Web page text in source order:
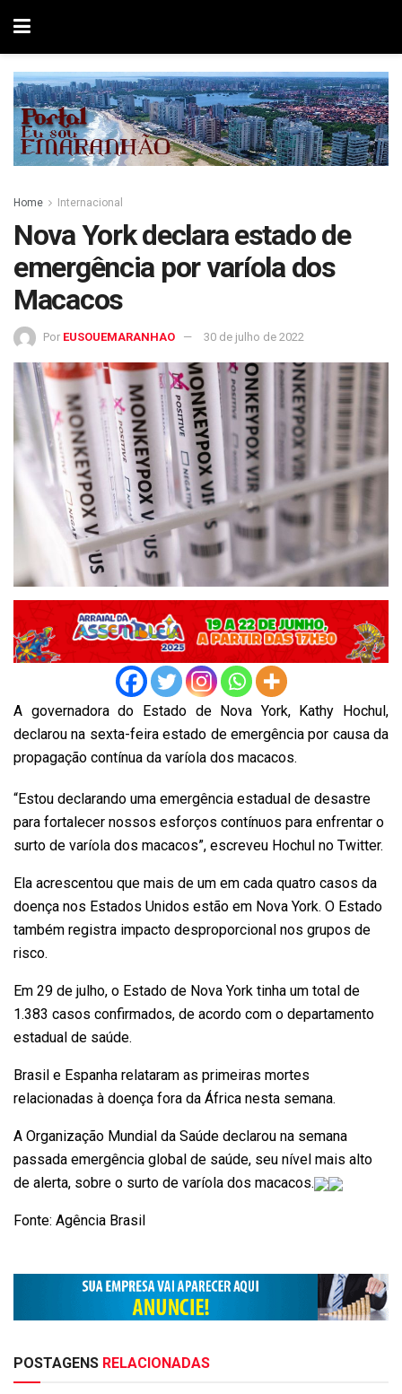
Home Internacional
Nova York declara estado de
emergência por varíola dos
Macacos
Por EUSOUEMARANHAO 30 de julho de 2022
A governadora do Estado de Nova York, Kathy Hochul,
declarou na sexta-feira estado de emergência por causa da
propagação contínua da varíola dos macacos.
“Estou declarando uma emergência estadual de desastre
para fortalecer nossos esforços contínuos para enfrentar o
surto de varíola dos macacos”, escreveu Hochul no Twitter.
Ela acrescentou que mais de um em cada quatro casos da
doença nos Estados Unidos estão em Nova York. O Estado
também registra impacto desproporcional nos grupos de
risco.
Em 29 de julho, o Estado de Nova York tinha um total de
1.383 casos confirmados, de acordo com o departamento
estadual de saúde.
Brasil e Espanha relataram as primeiras mortes
relacionadas à doença fora da África nesta semana.
A Organização Mundial da Saúde declarou na semana
passada emergência global de saúde, seu nível mais alto
de alerta, sobre o surto de varíola dos macacos.
Fonte: Agência Brasil
POSTAGENS RELACIONADAS